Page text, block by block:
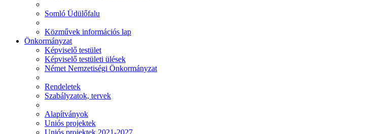
Somló Üdülőfalu
Közművek információs lap
Önkormányzat
Képviselő testület
Képviselő testületi ülések
Német Nemzetiségi Önkormányzat
Rendeletek
Szabályzatok, tervek
Alapítványok
Uniós projektek
Uniós projektek 2021-2027